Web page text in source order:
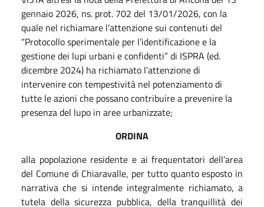
gennaio 2026, ns. prot. 702 del 13/01/2026, con la
quale nel richiamare l’attenzione sui contenuti del
“Protocollo sperimentale per l’identificazione e la
gestione dei lupi urbani e confidenti” di ISPRA (ed.
dicembre 2024) ha richiamato l’attenzione di
intervenire con tempestività nel potenziamento di
tutte le azioni che possano contribuire a prevenire la
presenza del lupo in aree urbanizzate;
ORDINA
alla popolazione residente e ai frequentatori dell’area
del Comune di Chiaravalle, per tutto quanto esposto in
narrativa che si intende integralmente richiamato, a
tutela della sicurezza pubblica, della tranquillità dei